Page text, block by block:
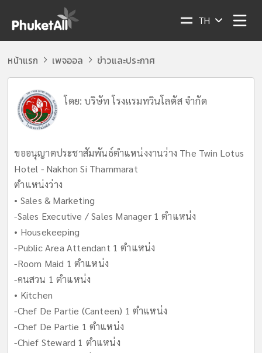
TH
หน้าแรก เพจออล ข่าวและประกาศ
โดย:บริษัท โรงแรมทวินโลตัส จำกัด
ขออนุญาตประชาสัมพันธ์ตำแหน่งงานว่าง The Twin Lotus
Hotel - Nakhon Si Thammarat
ตำแหน่งว่าง
• Sales & Marketing
-Sales Executive / Sales Manager 1 ตำแหน่ง
• Housekeeping
-Public Area Attendant 1 ตำแหน่ง
-Room Maid 1 ตำแหน่ง
-คนสวน 1 ตำแหน่ง
• Kitchen
-Chef De Partie (Canteen) 1 ตำแหน่ง
-Chef De Partie 1 ตำแหน่ง
-Chief Steward 1 ตำแหน่ง